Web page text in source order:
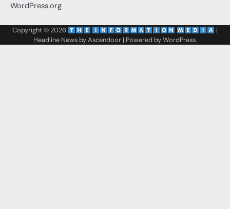
WordPress.org
Copyright © 2026
|
Headline News byAscendoor| Powered byWordPress.